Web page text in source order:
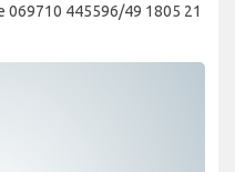
445596/49 1805 21